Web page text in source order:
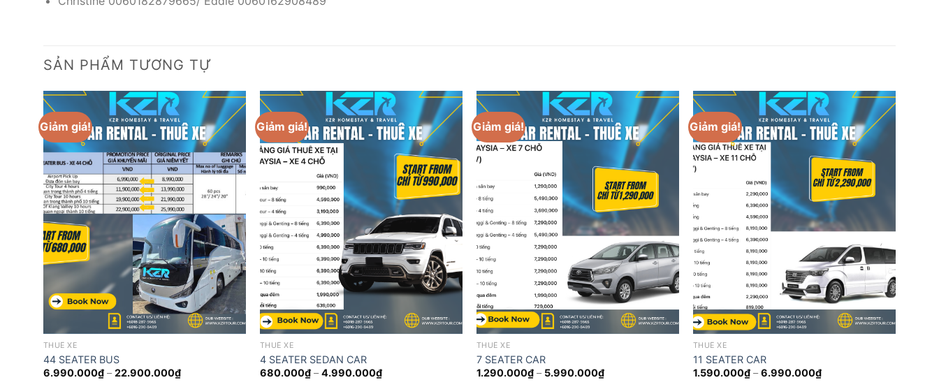
SẢN PHẨM TƯƠNG TỰ
Giảm giá!
THUÊ XE
44 SEATER BUS
6.990.000₫ – 22.900.000₫Khoảng
giá:
Giảm giá!
THUÊ XE
4 SEATER SEDAN CAR
680.000₫ – 4.990.000₫Khoảng
giá:
Giảm giá!
THUÊ XE
7 SEATER CAR
1.290.000₫ – 5.990.000₫Khoảng
giá:
Giảm giá!
THUÊ XE
11 SEATER CAR
1.590.000₫ – 6.990.000₫Khoảng
giá: